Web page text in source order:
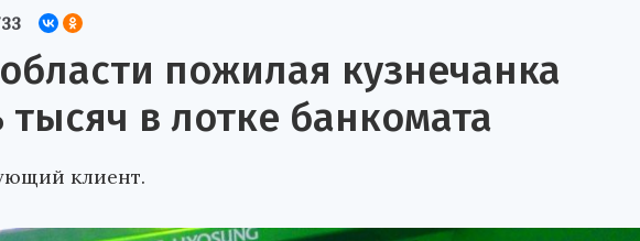
пожилая кузнечанка
в лотке банкомата
клиент.